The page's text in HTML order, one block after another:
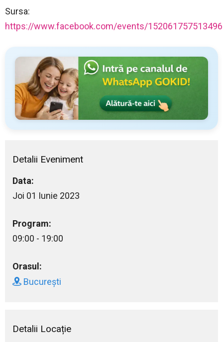
Sursa:
https://www.facebook.com/events/
Detalii Eveniment
Data:
Joi 01 Iunie 2023
Program:
09:00 - 19:00
Orasul:
București
Detalii Locație